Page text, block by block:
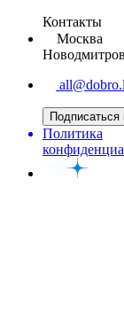
Контакты
Москва
Политика